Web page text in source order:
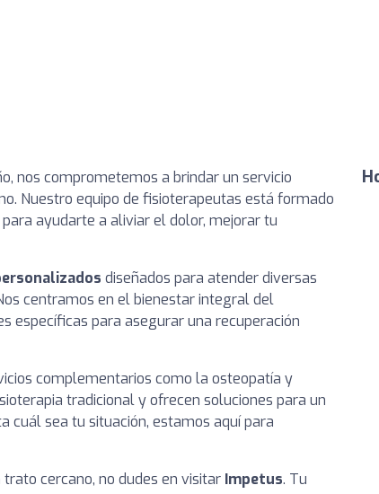
nos comprometemos a brindar un servicio
Nuestro equipo de fisioterapeutas está formado
ayudarte a aliviar el dolor, mejorar tu
diseñados para atender diversas
centramos en el bienestar integral del
específicas para asegurar una recuperación
complementarios como la osteopatía y
tradicional y ofrecen soluciones para un
cuál sea tu situación, estamos aquí para
cercano, no dudes en visitar Impetus. Tu